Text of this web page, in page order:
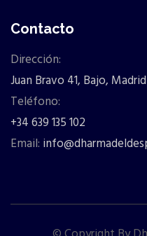
Contacto
Dirección:
Juan Bravo 41, Bajo,
Teléfono:
+34 639 135 102
Email: